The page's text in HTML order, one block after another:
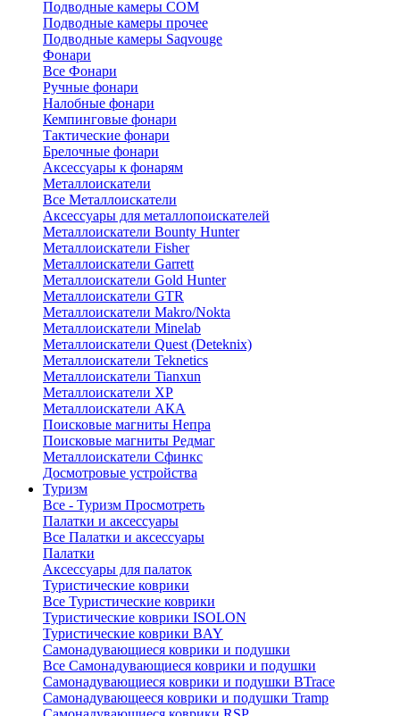
Подводные камеры СОМ
Подводные камеры прочее
Подводные камеры Saqvouge
Фонари
Все Фонари
Ручные фонари
Налобные фонари
Кемпинговые фонари
Тактические фонари
Брелочные фонари
Аксессуары к фонарям
Металлоискатели
Все Металлоискатели
Аксессуары для металлопоискателей
Металлоискатели Bounty Hunter
Металлоискатели Fisher
Металлоискатели Garrett
Металлоискатели Gold Hunter
Металлоискатели GTR
Металлоискатели Makro/Nokta
Металлоискатели Minelab
Металлоискатели Quest (Deteknix)
Металлоискатели Teknetics
Металлоискатели Tianxun
Металлоискатели XP
Металлоискатели АКА
Поисковые магниты Непра
Поисковые магниты Редмаг
Металлоискатели Сфинкс
Досмотровые устройства
Туризм
Все - Туризм Просмотреть
Палатки и аксессуары
Все Палатки и аксессуары
Палатки
Аксессуары для палаток
Туристические коврики
Все Туристические коврики
Туристические коврики ISOLON
Туристические коврики BAY
Самонадувающиеся коврики и подушки
Все Самонадувающиеся коврики и подушки
Самонадувающиеся коврики и подушки BTrace
Самонадувающееся коврики и подушки Tramp